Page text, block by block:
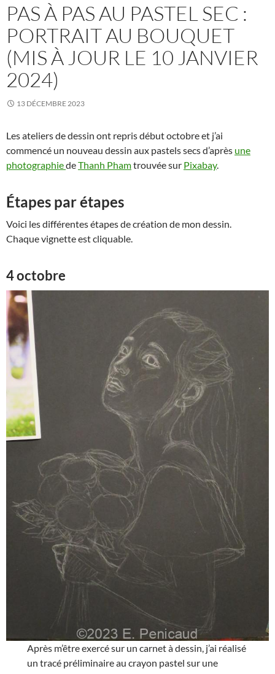
PAS À PAS AU PASTEL SEC :
PORTRAIT AU BOUQUET
(MIS À JOUR LE 10 JANVIER
2024)
13 DÉCEMBRE 2023
Les ateliers de dessin ont repris début octobre et j’ai
commencé un nouveau dessin aux pastels secs d’après une
photographiedeThanh Phamtrouvée sur Pixabay.
Étapes par étapes
Voici les différentes étapes de création de mon dessin.
Chaque vignette est cliquable.
4 octobre
Après m’être exercé sur un carnet à dessin, j’ai réalisé
un tracé préliminaire au crayon pastel sur une